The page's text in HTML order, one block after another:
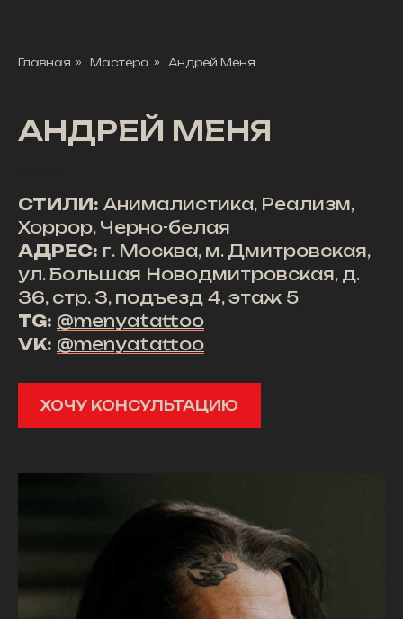
Главная » Мастера » Андрей Меня
АНДРЕЙ МЕНЯ
СТИЛИ: Анималистика, Реализм,
Хоррор, Черно-белая
АДРЕС: г. Москва, м. Дмитровская,
ул. Большая Новодмитровская, д.
36, стр. 3, подъезд 4, этаж 5
TG: @menyatattoo
VK: @menyatattoo
ХОЧУ КОНСУЛЬТАЦИЮ